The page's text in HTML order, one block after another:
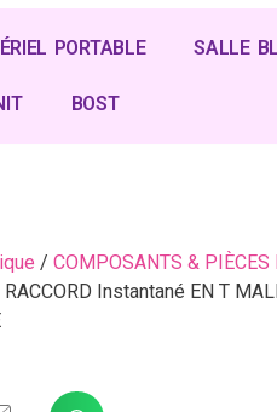
PORTABLE SALLE
BOST
/ COMPOSANTS & PIÈCES
Instantané EN T